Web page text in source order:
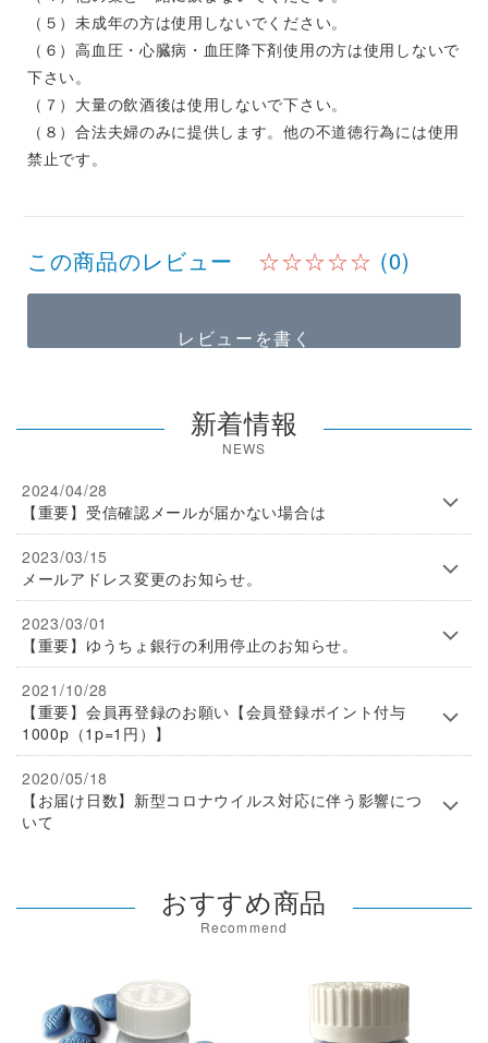
（５）未成年の方は使用しないでください。
（６）高血圧・心臓病・血圧降下剤使用の方は使用しないで
下さい。
（７）大量の飲酒後は使用しないで下さい。
（８）合法夫婦のみに提供します。他の不道徳行為には使用
禁止です。
この商品のレビュー ☆☆☆☆☆ (0)
レビューを書く
新着情報
NEWS
2024/04/28
【重要】受信確認メールが届かない場合は
2023/03/15
メールアドレス変更のお知らせ。
2023/03/01
【重要】ゆうちょ銀行の利用停止のお知らせ。
2021/10/28
【重要】会員再登録のお願い【会員登録ポイント付与
1000p（1p=1円）】
2020/05/18
【お届け日数】新型コロナウイルス対応に伴う影響につ
いて
おすすめ商品
Recommend